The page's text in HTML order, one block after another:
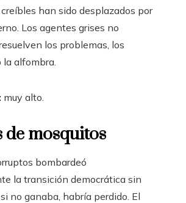
han sido desplazados por
Los agentes grises no
los problemas, los
la alfombra.
muy alto.
de mosquitos
bombardeó
la transición democrática sin
no ganaba, habría perdido. El